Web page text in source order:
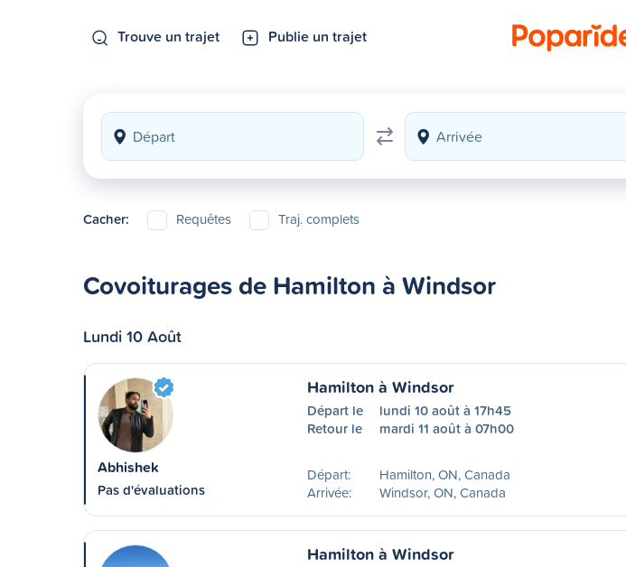
Trouve un trajet Publie un trajet
Cacher: Requêtes Traj. complets
Covoiturages de Hamilton à Windsor
Lundi 10 Août
Abhishek
Pas d'évaluations
Hamilton à Windsor
Départ le
lundi 10 août à 17h45
Retour le
mardi 11 août à 07h00
Départ:
Hamilton, ON, Canada
Arrivée:
Windsor, ON, Canada
Hamilton à Windsor